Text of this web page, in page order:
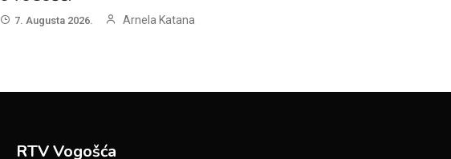
7. Augusta 2026. Arnela Katana
RTV Vogošća